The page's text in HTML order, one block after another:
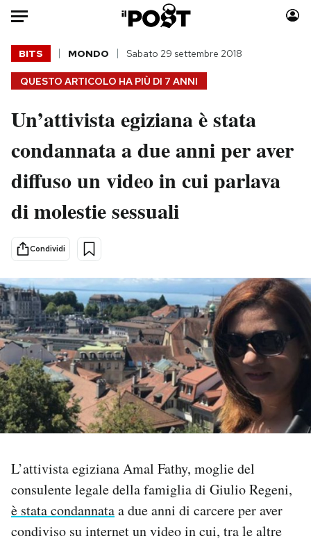
Auto
HOME
Italia
Politica
Tecnologia
Scienza
Cultura
Economia
Sport
Moda
Consumismi
Storie/Idee
Ok Boomer!
Media
Mondiali calcio 2026
PODCAST
NEWSLETTER
I MIEI PREFERITI
SHOP
CALENDARIO
QUESTO ARTICOLO HA PIÙ DI 7 ANNI
BITS MONDO Sabato 29 settembre 2018
Un’attivista egiziana è stata
condannata a due anni per aver
diffuso un video in cui parlava
di molestie sessuali
Condividi
L’attivista egiziana Amal Fathy, moglie del
consulente legale della famiglia di Giulio Regeni,
è stata condannataa due anni di carcere per aver
condiviso su internet un video in cui, tra le altre